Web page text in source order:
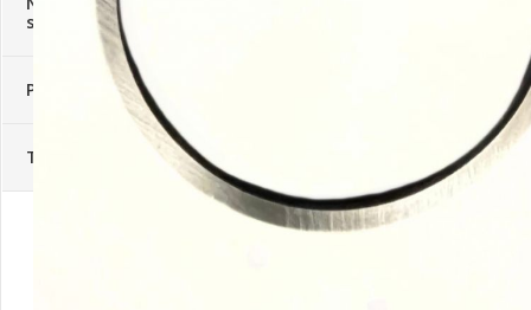
sezonas otrajā pusē!
Piedāvājums ābeļdārziem
TOP piemājas dārzam 2024